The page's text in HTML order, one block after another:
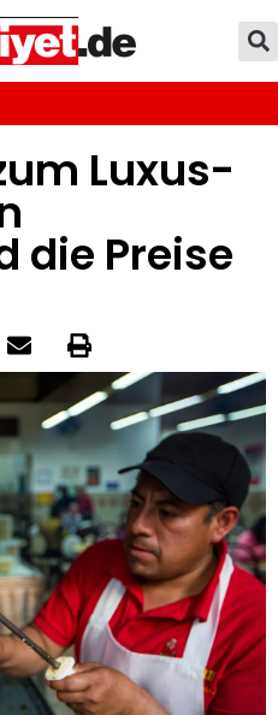
Luxus-
die Preise